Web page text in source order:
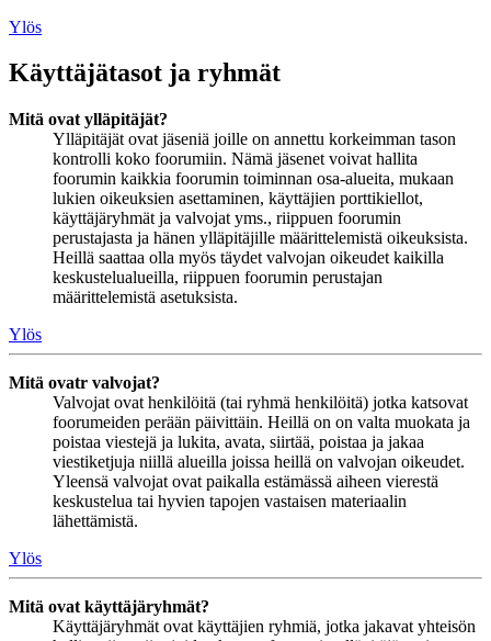
Ylös
Käyttäjätasot ja ryhmät
Mitä ovat ylläpitäjät?
Ylläpitäjät ovat jäseniä joille on annettu korkeimman tason
kontrolli koko foorumiin. Nämä jäsenet voivat hallita
foorumin kaikkia foorumin toiminnan osa-alueita, mukaan
lukien oikeuksien asettaminen, käyttäjien porttikiellot,
käyttäjäryhmät ja valvojat yms., riippuen foorumin
perustajasta ja hänen ylläpitäjille määrittelemistä oikeuksista.
Heillä saattaa olla myös täydet valvojan oikeudet kaikilla
keskustelualueilla, riippuen foorumin perustajan
määrittelemistä asetuksista.
Ylös
Mitä ovatr valvojat?
Valvojat ovat henkilöitä (tai ryhmä henkilöitä) jotka katsovat
foorumeiden perään päivittäin. Heillä on on valta muokata ja
poistaa viestejä ja lukita, avata, siirtää, poistaa ja jakaa
viestiketjuja niillä alueilla joissa heillä on valvojan oikeudet.
Yleensä valvojat ovat paikalla estämässä aiheen vierestä
keskustelua tai hyvien tapojen vastaisen materiaalin
lähettämistä.
Ylös
Mitä ovat käyttäjäryhmät?
Käyttäjäryhmät ovat käyttäjien ryhmiä, jotka jakavat yhteisön